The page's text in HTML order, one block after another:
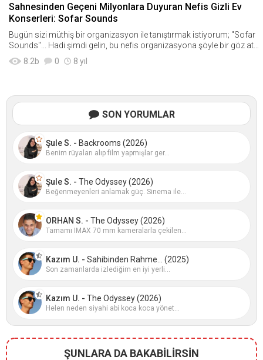
Sahnesinden Geçeni Milyonlara Duyuran Nefis Gizli Ev
Konserleri: Sofar Sounds
Bugün sizi müthiş bir organizasyon ile tanıştırmak istiyorum; "Sofar
Sounds"... Hadi şimdi gelin, bu nefis organizasyona şöyle bir göz atal
ım!
8.2b 0 8 yıl
SON YORUMLAR
Şule S. - Backrooms (2026)
Benim rüyaları alıp film yapmışlar ger...
Şule S. - The Odyssey (2026)
Beğenmeyenleri anlamak güç. Sinema ile...
ORHAN S. - The Odyssey (2026)
Tamamı IMAX 70 mm kameralarla çekilen...
Kazım U. - Sahibinden Rahme... (2025)
Son zamanlarda izlediğim en iyi yerli...
Kazım U. - The Odyssey (2026)
Helen neden siyahi abi koca koca yönet...
ŞUNLARA DA BAKABİLİRSİN